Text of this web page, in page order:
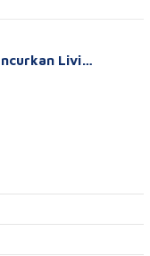
Livi…